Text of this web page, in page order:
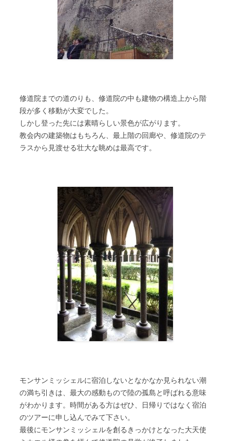
修道院までの道のりも、修道院の中も建物の構造上から階
段が多く移動が大変でした。
しかし登った先には素晴らしい景色が広がります。
教会内の建築物はもちろん、最上階の回廊や、修道院のテ
ラスから見渡せる壮大な眺めは最高です。
モンサンミッシェルに宿泊しないとなかなか見られない潮
の満ち引きは、最大の感動もので陸の孤島と呼ばれる意味
がわかります。時間がある方はぜひ、日帰りではなく宿泊
のツアーに申し込んでみて下さい。
最後にモンサンミッシェルを創るきっかけとなった大天使